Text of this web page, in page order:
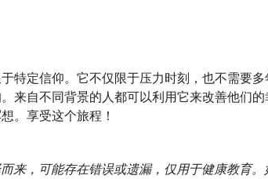
特定信仰。它不仅限于压力时刻，也不需要
来自不同背景的人都可以利用它来改善他们的
。享受这个旅程！
来，可能存在错误或遗漏，仅用于健康教育